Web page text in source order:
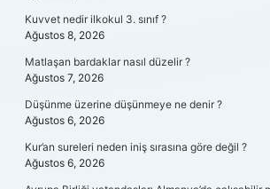
Kuvvet nedir ilkokul 3. sınıf ?
Ağustos 8, 2026
Matlaşan bardaklar nasıl düzelir ?
Ağustos 7, 2026
Düşünme üzerine düşünmeye ne denir ?
Ağustos 6, 2026
Kur’an sureleri neden iniş sırasına göre değil ?
Ağustos 6, 2026